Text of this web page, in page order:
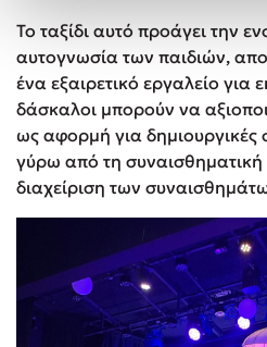
Το ταξίδι αυτό προάγει την
αυτογνωσία των παιδιών,
ένα εξαιρετικό εργαλείο για
δάσκαλοι μπορούν να
ως αφορμή για δημιουργικές
γύρω από τη
διαχείριση των